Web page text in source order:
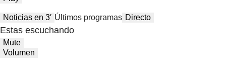
Noticias en 3′ Últimos programas Directo
Estas escuchando
Mute
Volumen